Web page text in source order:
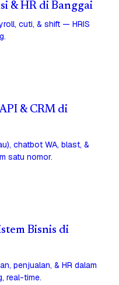
& HR di Banggai
cuti, & shift — HRIS
& CRM di
chatbot WA, blast, &
satu nomor.
Bisnis di
penjualan, & HR dalam
real-time.